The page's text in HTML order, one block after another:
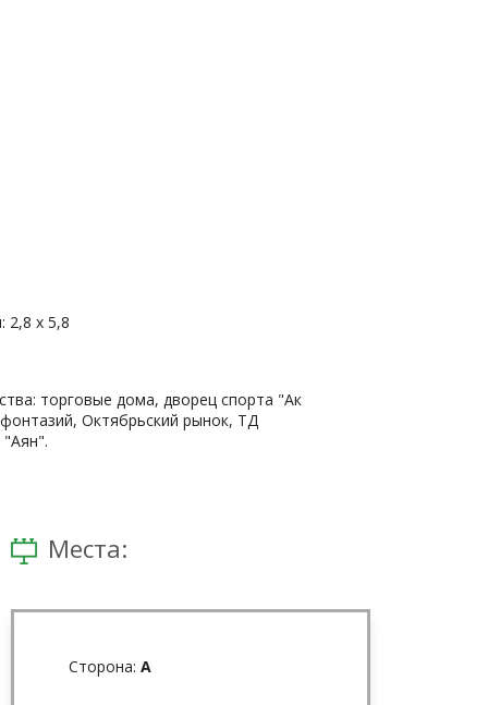
х 5,8
торговые дома, дворец спорта "Ак
Октябрьский рынок, ТД
Места:
Сторона: A